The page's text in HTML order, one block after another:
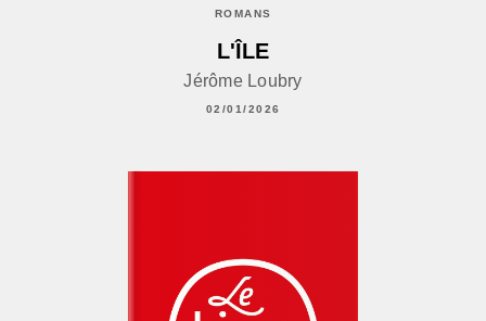
ROMANS
L'ÎLE
Jérôme Loubry
02/01/2026